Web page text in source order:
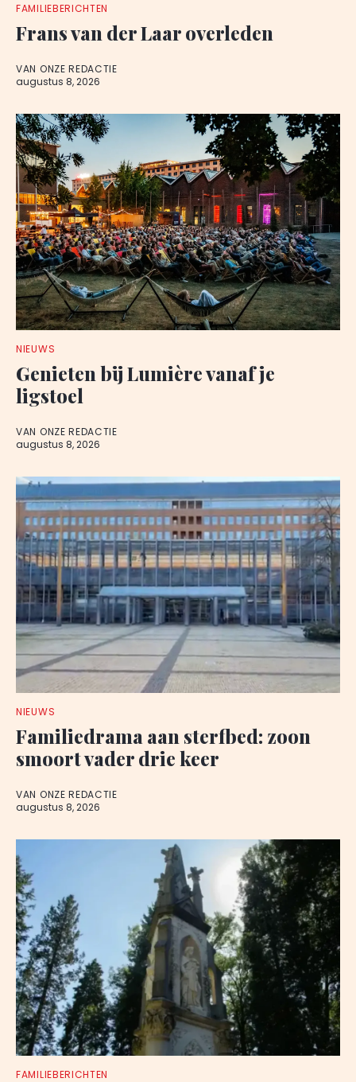
FAMILIEBERICHTEN
Frans van der Laar overleden
VAN ONZE REDACTIE
augustus 8, 2026
NIEUWS
Genieten bij Lumière vanaf je
ligstoel
VAN ONZE REDACTIE
augustus 8, 2026
NIEUWS
Familiedrama aan sterfbed: zoon
smoort vader drie keer
VAN ONZE REDACTIE
augustus 8, 2026
FAMILIEBERICHTEN